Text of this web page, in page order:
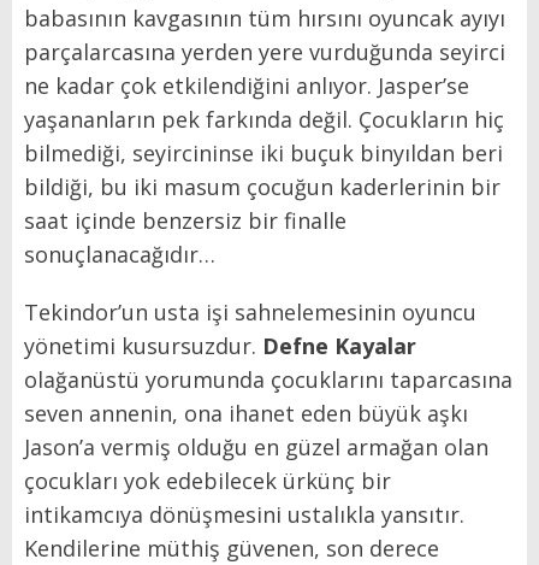
babasının kavgasının tüm hırsını oyuncak ayıyı
parçalarcasına yerden yere vurduğunda seyirci
ne kadar çok etkilendiğini anlıyor. Jasper’se
yaşananların pek farkında değil. Çocukların hiç
bilmediği, seyircininse iki buçuk binyıldan beri
bildiği, bu iki masum çocuğun kaderlerinin bir
saat içinde benzersiz bir finalle
sonuçlanacağıdır…
Tekindor’un usta işi sahnelemesinin oyuncu
yönetimi kusursuzdur. Defne Kayalar
olağanüstü yorumunda çocuklarını taparcasına
seven annenin, ona ihanet eden büyük aşkı
Jason’a vermiş olduğu en güzel armağan olan
çocukları yok edebilecek ürkünç bir
intikamcıya dönüşmesini ustalıkla yansıtır.
Kendilerine müthiş güvenen, son derece